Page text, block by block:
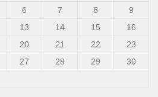
6 7 8
9
13 14 15
16
20 21 22
23
27 28 29
30